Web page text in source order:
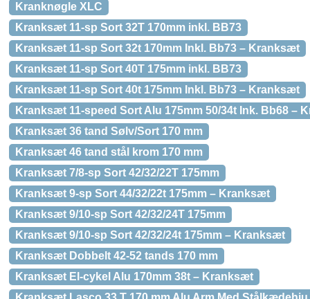
Kranknøgle XLC
Kranksæt 11-sp Sort 32T 170mm inkl. BB73
Kranksæt 11-sp Sort 32t 170mm Inkl. Bb73 – Kranksæt
Kranksæt 11-sp Sort 40T 175mm inkl. BB73
Kranksæt 11-sp Sort 40t 175mm Inkl. Bb73 – Kranksæt
Kranksæt 11-speed Sort Alu 175mm 50/34t Ink. Bb68 –
Kranksæt 36 tand Sølv/Sort 170 mm
Kranksæt 46 tand stål krom 170 mm
Kranksæt 7/8-sp Sort 42/32/22T 175mm
Kranksæt 9-sp Sort 44/32/22t 175mm – Kranksæt
Kranksæt 9/10-sp Sort 42/32/24T 175mm
Kranksæt 9/10-sp Sort 42/32/24t 175mm – Kranksæt
Kranksæt Dobbelt 42-52 tands 170 mm
Kranksæt El-cykel Alu 170mm 38t – Kranksæt